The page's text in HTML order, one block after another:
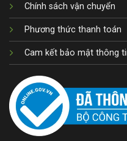
Chính sách vận chuyển
Phương thức thanh toán
Cam kết bảo mật thông